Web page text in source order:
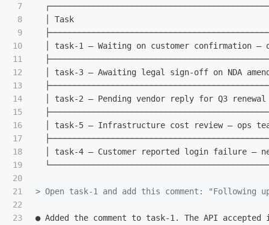
7
8
9
10
11
12
13
14
15
16
17
18
19
20
21
22
23
│ Task
│ task-1 — Waiting on customer confirmation —
│ task-3 — Awaiting legal sign-off on NDA
│ task-2 — Pending vendor reply for Q3
│ task-5 — Infrastructure cost review — ops
│ task-4 — Customer reported login failure —
> Open task-1 and add this comment: "Following